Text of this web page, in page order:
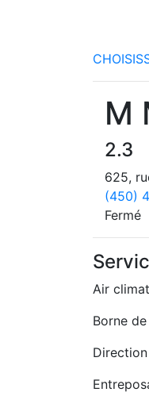
M
2.3
625,
(450)
Fermé
Air
Borne